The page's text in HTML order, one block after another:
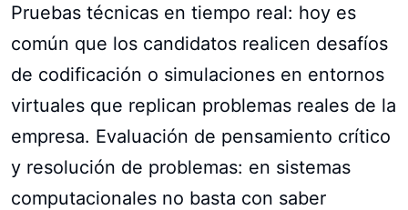
Pruebas técnicas en tiempo real: hoy es
común que los candidatos realicen desafíos
de codificación o simulaciones en entornos
virtuales que replican problemas reales de la
empresa. Evaluación de pensamiento crítico
y resolución de problemas: en sistemas
computacionales no basta con saber